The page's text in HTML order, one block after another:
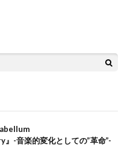
-音楽的変化としての”革命”-